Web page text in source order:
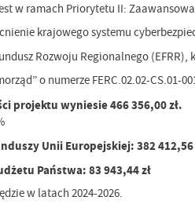
w ramach Priorytetu II:
krajowego systemu
Rozwoju Regionalnego
o numerze FERC.02.02-CS.01-
projektu wyniesie 466 356,00 zł.
Unii Europejskiej: 382 412,56
Państwa: 83 943,44 zł
w latach 2024-2026.